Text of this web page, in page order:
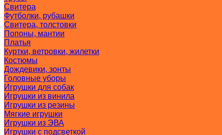
Свитера
Футболки, рубашки
Свитера, толстовки
Попоны, мантии
Платья
Куртки, ветровки, жилетки
Костюмы
Дождевики, зонты
Головные уборы
Игрушки для собак
Игрушки из винила
Игрушки из резины
Мягкие игрушки
Игрушки из ЭВА
Игрушки с подсветкой